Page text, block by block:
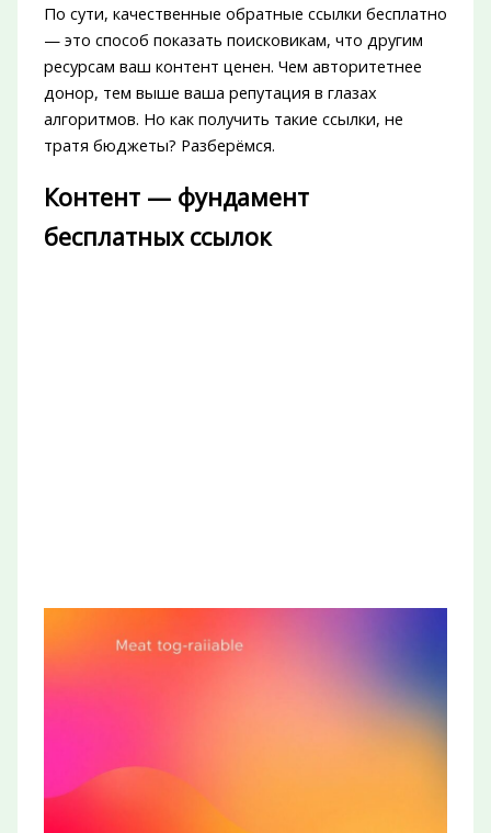
По сути, качественные обратные ссылки бесплатно
— это способ показать поисковикам, что другим
ресурсам ваш контент ценен. Чем авторитетнее
донор, тем выше ваша репутация в глазах
алгоритмов. Но как получить такие ссылки, не
тратя бюджеты? Разберёмся.
Контент — фундамент
бесплатных ссылок